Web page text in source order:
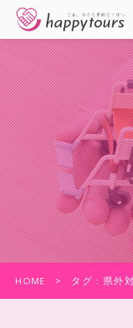
HOME タグ : 県外